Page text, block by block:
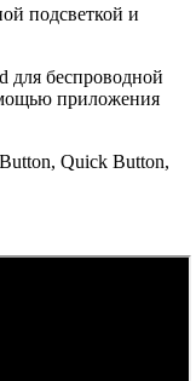
подсветкой и
для беспроводной
приложения
Quick Button,